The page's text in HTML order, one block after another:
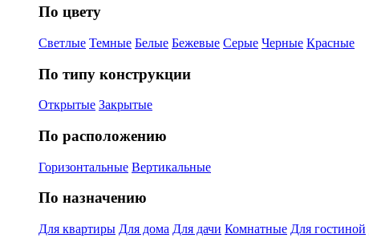
По цвету
Светлые Темные Белые Бежевые Серые Черные Красные
По типу конструкции
Открытые Закрытые
По расположению
Горизонтальные Вертикальные
По назначению
Для квартиры Для дома Для дачи Комнатные Для гостиной